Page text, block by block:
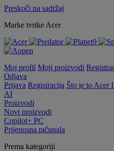
Preskoči na sadržaj
Marke tvrtke Acer
Moj profil Moji proizvodi
Odjava
Prijava Registracija Što je to Acer
AI
Proizvodi
Novi proizvodi
Copilot+ PC
Prijenosna računala
Prema kategoriji